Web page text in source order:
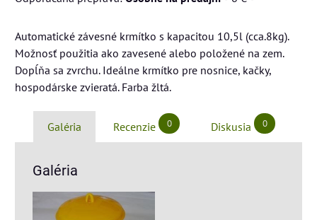
Automatické závesné krmítko s kapacitou 10,5l (cca.8kg).
Možnosť použitia ako zavesené alebo položené na zem.
Dopĺňa sa zvrchu. Ideálne krmítko pre nosnice, kačky,
hospodárske zvieratá. Farba žltá.
Galéria Recenzie 0 Diskusia 0
Galéria